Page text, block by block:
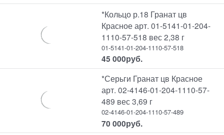
*Кольцо р.18 Гранат цв
Красное арт. 01-5141-01-204-
1110-57-518 вес 2,38 г
01-5141-01-204-1110-57-518
45 000руб.
*Серьги Гранат цв Красное
арт. 02-4146-01-204-1110-57-
489 вес 3,69 г
02-4146-01-204-1110-57-489
70 000руб.